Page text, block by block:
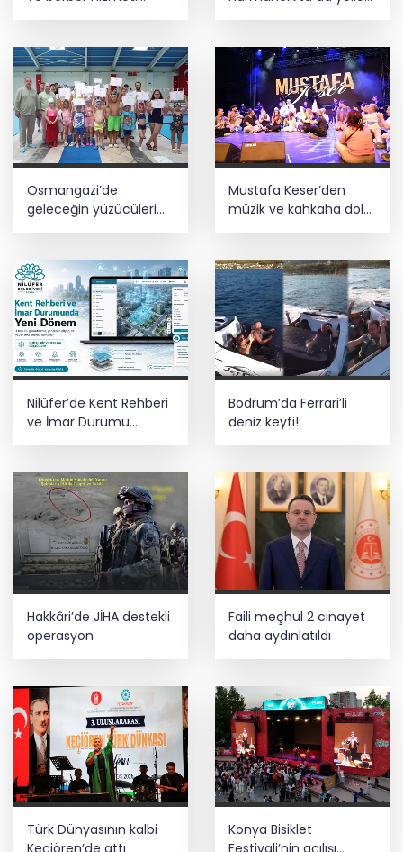
Osmangazi’de
geleceğin yüzücüleri
Mustafa Keser’den
müzik ve kahkaha dolu
Nilüfer’de Kent Rehberi
ve İmar Durumu
Sorgulama yenilendi
Bodrum’da Ferrari’li
deniz keyfi!
Hakkâri’de JİHA destekli
operasyon
Faili meçhul 2 cinayet
daha aydınlatıldı
Türk Dünyasının kalbi
Keçiören’de attı
Konya Bisiklet
Festivali’nin açılışı